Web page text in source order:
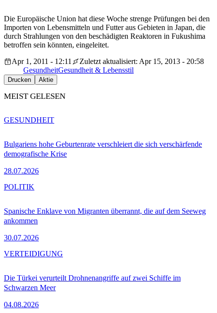
Die Europäische Union hat diese Woche strenge Prüfungen bei den
Importen von Lebensmitteln und Futter aus Gebieten in Japan, die
durch Strahlungen von den beschädigten Reaktoren in Fukushima
betroffen sein könnten, eingeleitet.
Apr 1, 2011 - 12:11
Zuletzt aktualisiert: Apr 15, 2013 - 20:58
GesundheitGesundheit & Lebensstil
Drucken Aktie
MEIST GELESEN
Bulgariens hohe Geburtenrate verschleiert die sich verschärfende
demografische Krise
28.07.2026
GESUNDHEIT
Spanische Enklave von Migranten überrannt, die auf dem Seeweg
ankommen
30.07.2026
POLITIK
Die Türkei verurteilt Drohnenangriffe auf zwei Schiffe im
Schwarzen Meer
04.08.2026
VERTEIDIGUNG